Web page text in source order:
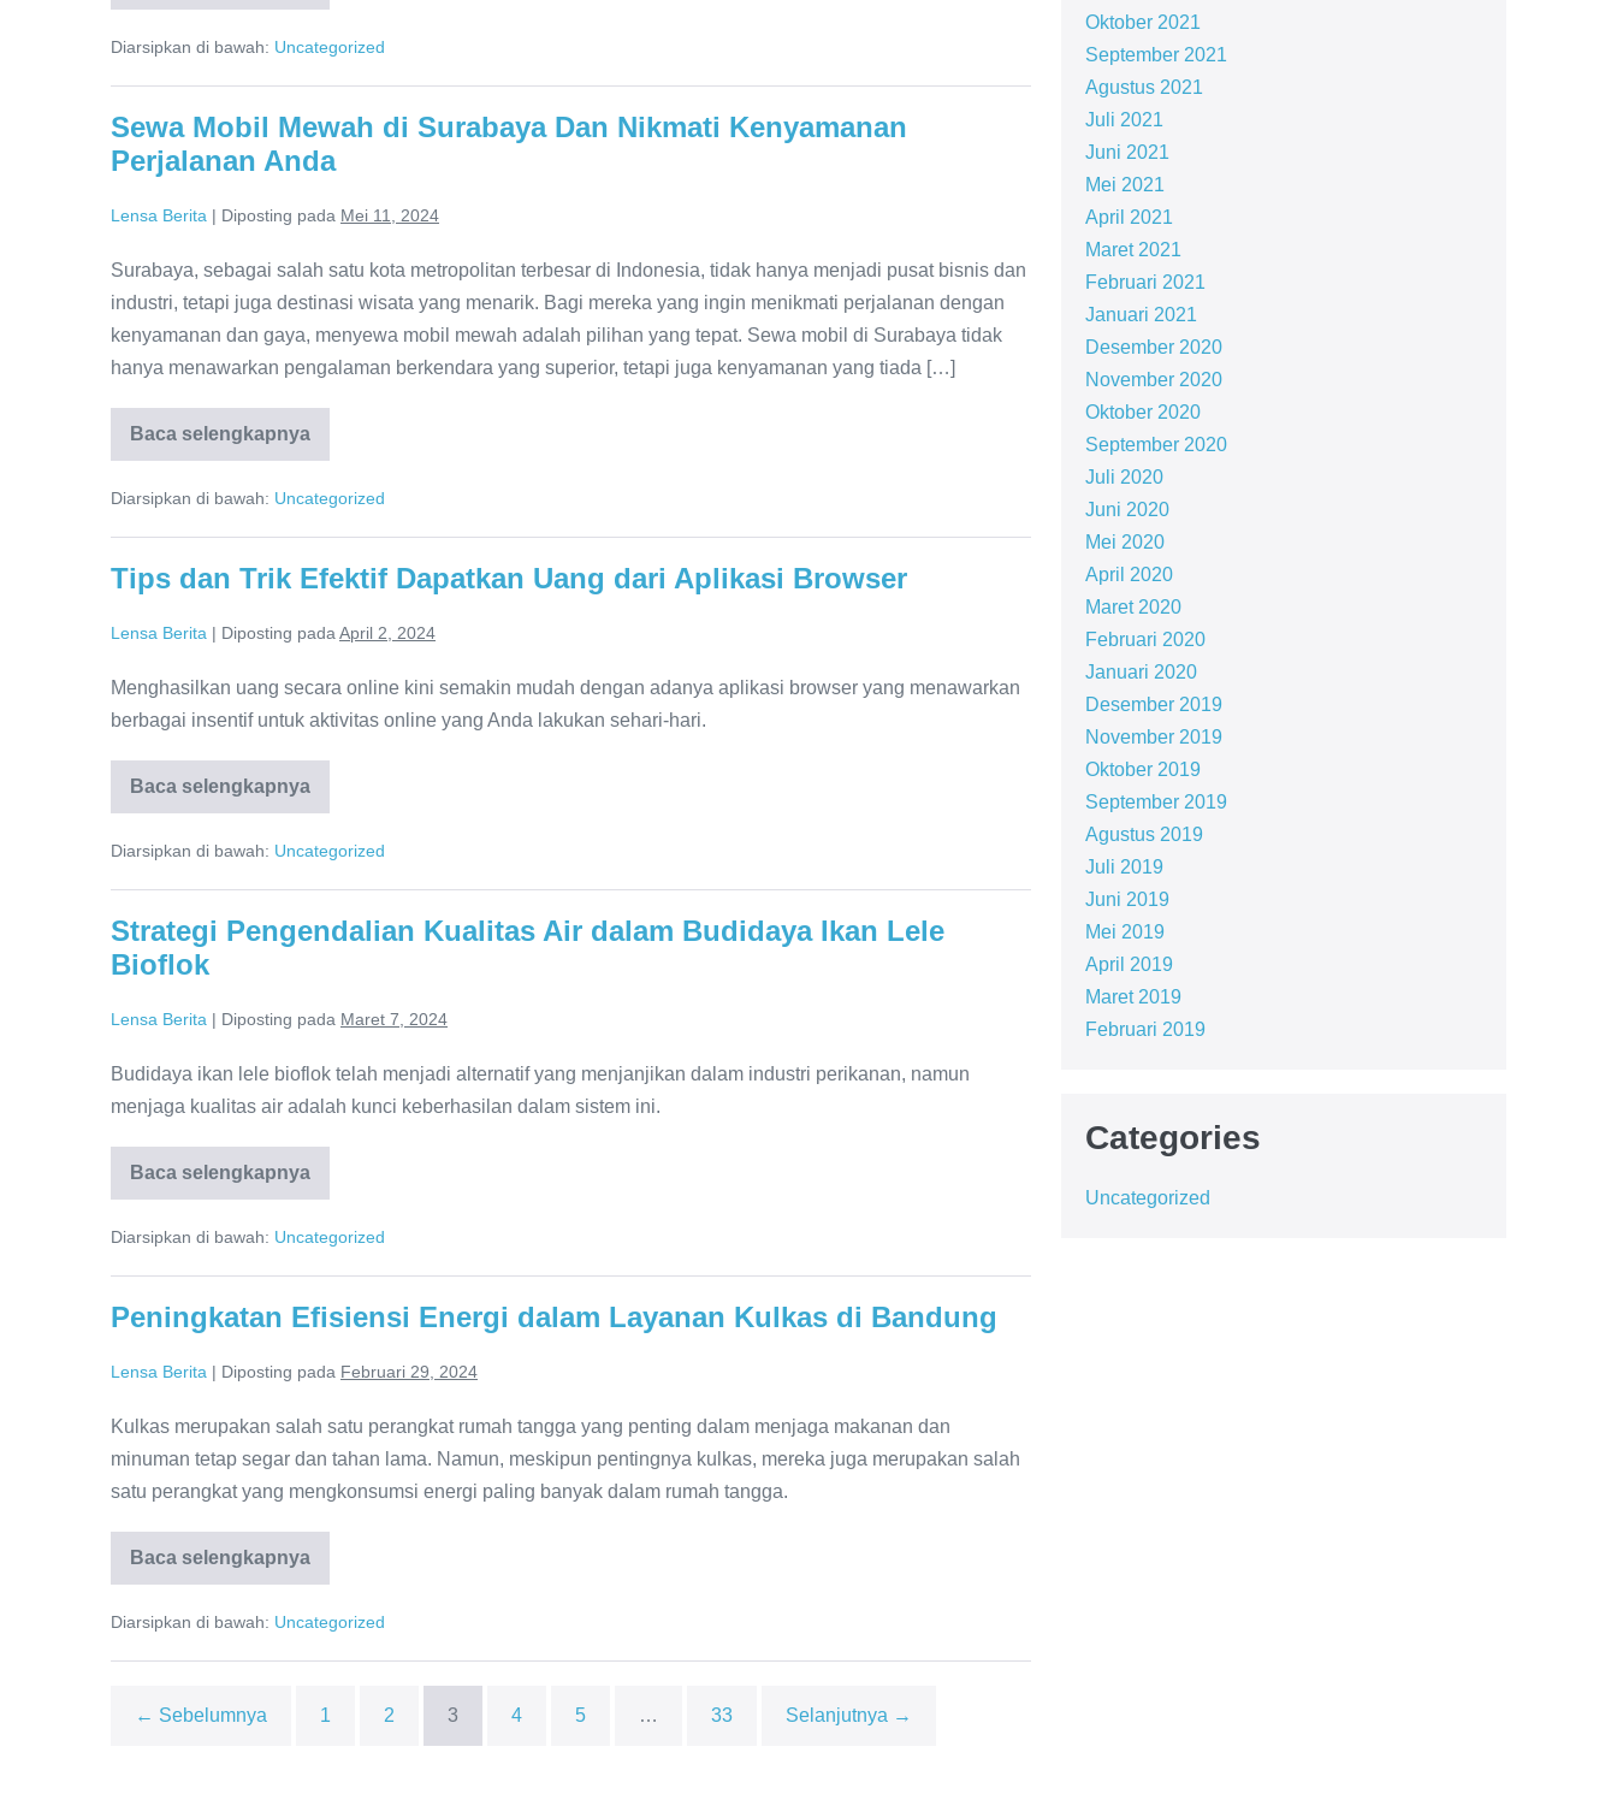
Microsoft
dalam
Kolaborasi
Diarsipkan di bawah: Uncategorized
Sewa Mobil Mewah di Surabaya Dan Nikmati Kenyamanan
Perjalanan Anda
Lensa Berita | Diposting pada Mei 11, 2024
Surabaya, sebagai salah satu kota metropolitan terbesar di Indonesia, tidak hanya menjadi pusat bisnis dan
industri, tetapi juga destinasi wisata yang menarik. Bagi mereka yang ingin menikmati perjalanan dengan
kenyamanan dan gaya, menyewa mobil mewah adalah pilihan yang tepat. Sewa mobil di Surabaya tidak
hanya menawarkan pengalaman berkendara yang superior, tetapi juga kenyamanan yang tiada […]
Baca selengkapnya
Sewa
Mobil
di
Dan
Kenyamanan
Diarsipkan di bawah: Uncategorized
Tips dan Trik Efektif Dapatkan Uang dari Aplikasi Browser
Lensa Berita | Diposting pada April 2, 2024
Menghasilkan uang secara online kini semakin mudah dengan adanya aplikasi browser yang menawarkan
berbagai insentif untuk aktivitas online yang Anda lakukan sehari-hari.
Baca selengkapnya
Tips
dan
Efektif
Uang
Aplikasi
Browser
Diarsipkan di bawah: Uncategorized
Strategi Pengendalian Kualitas Air dalam Budidaya Ikan Lele
Bioflok
Lensa Berita | Diposting pada Maret 7, 2024
Budidaya ikan lele bioflok telah menjadi alternatif yang menjanjikan dalam industri perikanan, namun
menjaga kualitas air adalah kunci keberhasilan dalam sistem ini.
Baca selengkapnya
Strategi
Pengendalian
Air
Budidaya
Lele
Diarsipkan di bawah: Uncategorized
Peningkatan Efisiensi Energi dalam Layanan Kulkas di Bandung
Lensa Berita | Diposting pada Februari 29, 2024
Kulkas merupakan salah satu perangkat rumah tangga yang penting dalam menjaga makanan dan
minuman tetap segar dan tahan lama. Namun, meskipun pentingnya kulkas, mereka juga merupakan salah
satu perangkat yang mengkonsumsi energi paling banyak dalam rumah tangga.
Baca selengkapnya
Peningkatan
Efisiensi
dalam
Kulkas
Diarsipkan di bawah: Uncategorized
← Sebelumnya 1 2 3 4 5 … 33 Selanjutnya →
Oktober 2021
September 2021
Agustus 2021
Juli 2021
Juni 2021
Mei 2021
April 2021
Maret 2021
Februari 2021
Januari 2021
Desember 2020
November 2020
Oktober 2020
September 2020
Juli 2020
Juni 2020
Mei 2020
April 2020
Maret 2020
Februari 2020
Januari 2020
Desember 2019
November 2019
Oktober 2019
September 2019
Agustus 2019
Juli 2019
Juni 2019
Mei 2019
April 2019
Maret 2019
Februari 2019
Categories
Uncategorized